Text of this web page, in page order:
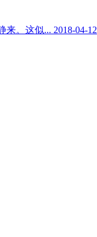
。这似... 2018-04-12